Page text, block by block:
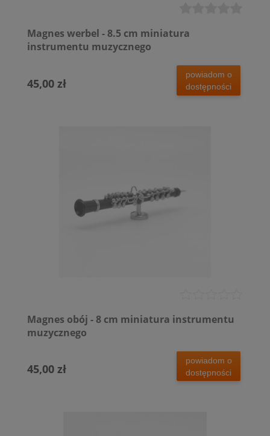
Magnes werbel - 8.5 cm miniatura
instrumentu muzycznego
45,00 zł
powiadom o
dostępności
Magnes obój - 8 cm miniatura instrumentu
muzycznego
45,00 zł
powiadom o
dostępności